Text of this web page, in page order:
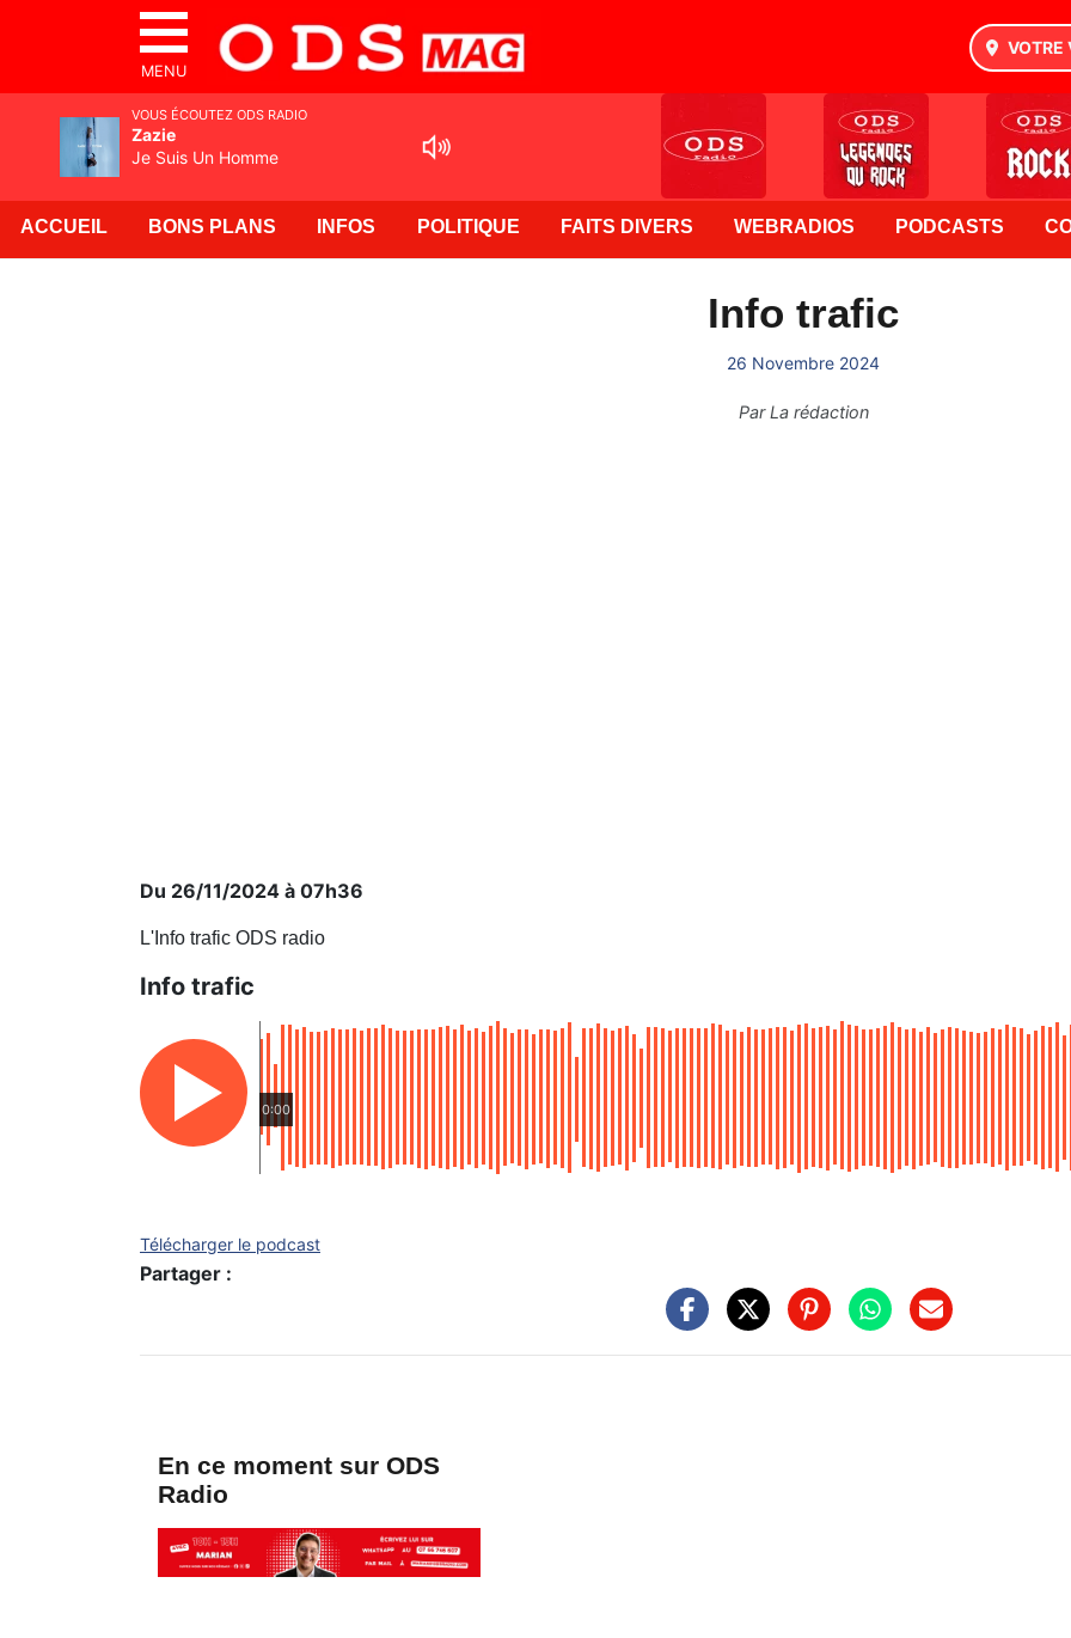
MENU
VOTRE
ACCUEIL BONS PLANS INFOS POLITIQUE FAITS DIVERS WEBRADIOS PODCASTS
Info trafic
26 Novembre 2024
ParLa rédaction
Du 26/11/2024 à 07h36
L'Info trafic ODS radio
Info trafic
0:00
Télécharger le podcast
Partager :
En ce moment sur ODS
Radio
VOUS ÉCOUTEZ ODS RADIO
Zazie
Je Suis Un Homme